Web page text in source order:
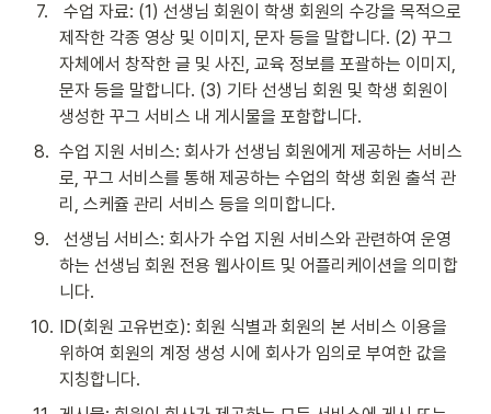
7.
제작한 각종 영상 및 이미지, 문자 등을 말합니다. (2) 꾸그
자체에서 창작한 글 및 사진, 교육 정보를 포괄하는 이미지,
문자 등을 말합니다. (3) 기타 선생님 회원 및 학생 회원이
생성한 꾸그 서비스 내 게시물을 포함합니다.
8. 수업 지원 서비스: 회사가 선생님 회원에게 제공하는 서비스
로, 꾸그 서비스를 통해 제공하는 수업의 학생 회원 출석 관
리, 스케쥴 관리 서비스 등을 의미합니다.
9.
하는 선생님 회원 전용 웹사이트 및 어플리케이션을 의미합
니다.
10. ID(회원 고유번호): 회원 식별과 회원의 본 서비스 이용을
위하여 회원의 계정 생성 시에 회사가 임의로 부여한 값을
지칭합니다.